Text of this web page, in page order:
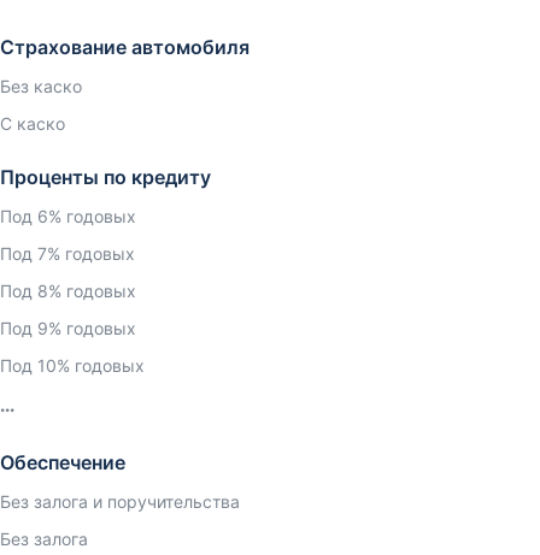
Страхование автомобиля
Без каско
С каско
Проценты по кредиту
Под 6% годовых
Под 7% годовых
Под 8% годовых
Под 9% годовых
Под 10% годовых
Обеспечение
Без залога и поручительства
Без залога